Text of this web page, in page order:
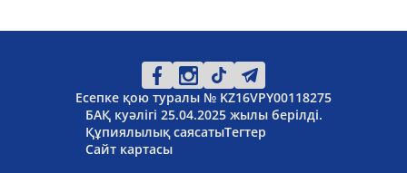
Есепке қою туралы № KZ16VPY00118275
БАҚ куәлігі 25.04.2025 жылы берілді.
Құпиялылық саясатыТегтер
Сайт картасы